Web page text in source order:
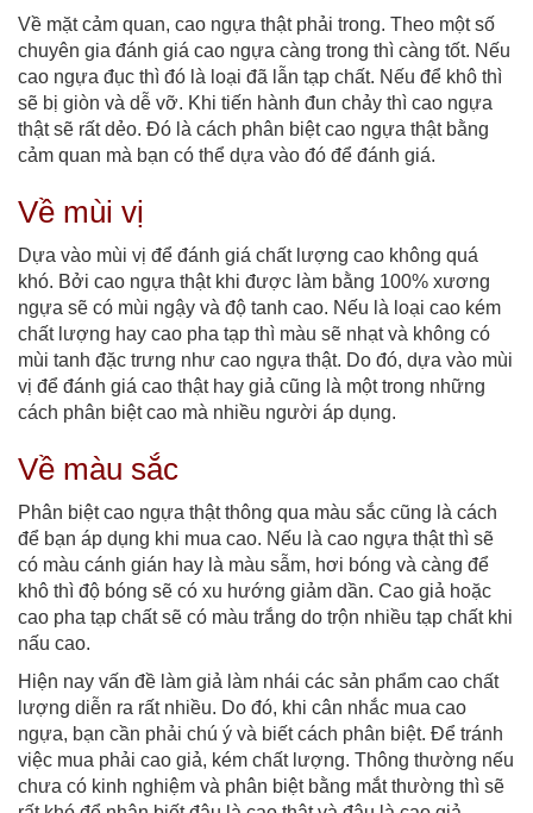
Về mặt cảm quan, cao ngựa thật phải trong. Theo một số
chuyên gia đánh giá cao ngựa càng trong thì càng tốt. Nếu
cao ngựa đục thì đó là loại đã lẫn tạp chất. Nếu để khô thì
sẽ bị giòn và dễ vỡ. Khi tiến hành đun chảy thì cao ngựa
thật sẽ rất dẻo. Đó là cách phân biệt cao ngựa thật bằng
cảm quan mà bạn có thể dựa vào đó để đánh giá.
Về mùi vị
Dựa vào mùi vị để đánh giá chất lượng cao không quá
khó. Bởi cao ngựa thật khi được làm bằng 100% xương
ngựa sẽ có mùi ngậy và độ tanh cao. Nếu là loại cao kém
chất lượng hay cao pha tạp thì màu sẽ nhạt và không có
mùi tanh đặc trưng như cao ngựa thật. Do đó, dựa vào mùi
vị để đánh giá cao thật hay giả cũng là một trong những
cách phân biệt cao mà nhiều người áp dụng.
Về màu sắc
Phân biệt cao ngựa thật thông qua màu sắc cũng là cách
để bạn áp dụng khi mua cao. Nếu là cao ngựa thật thì sẽ
có màu cánh gián hay là màu sẫm, hơi bóng và càng để
khô thì độ bóng sẽ có xu hướng giảm dần. Cao giả hoặc
cao pha tạp chất sẽ có màu trắng do trộn nhiều tạp chất khi
nấu cao.
Hiện nay vấn đề làm giả làm nhái các sản phẩm cao chất
lượng diễn ra rất nhiều. Do đó, khi cân nhắc mua cao
ngựa, bạn cần phải chú ý và biết cách phân biệt. Để tránh
việc mua phải cao giả, kém chất lượng. Thông thường nếu
chưa có kinh nghiệm và phân biệt bằng mắt thường thì sẽ